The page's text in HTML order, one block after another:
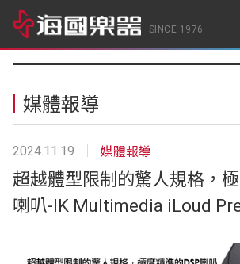
SINCE 1976
媒體報導
2024.11.19 媒體報導
超越體型限制的驚人規格，
喇叭-IK Multimedia iLoud